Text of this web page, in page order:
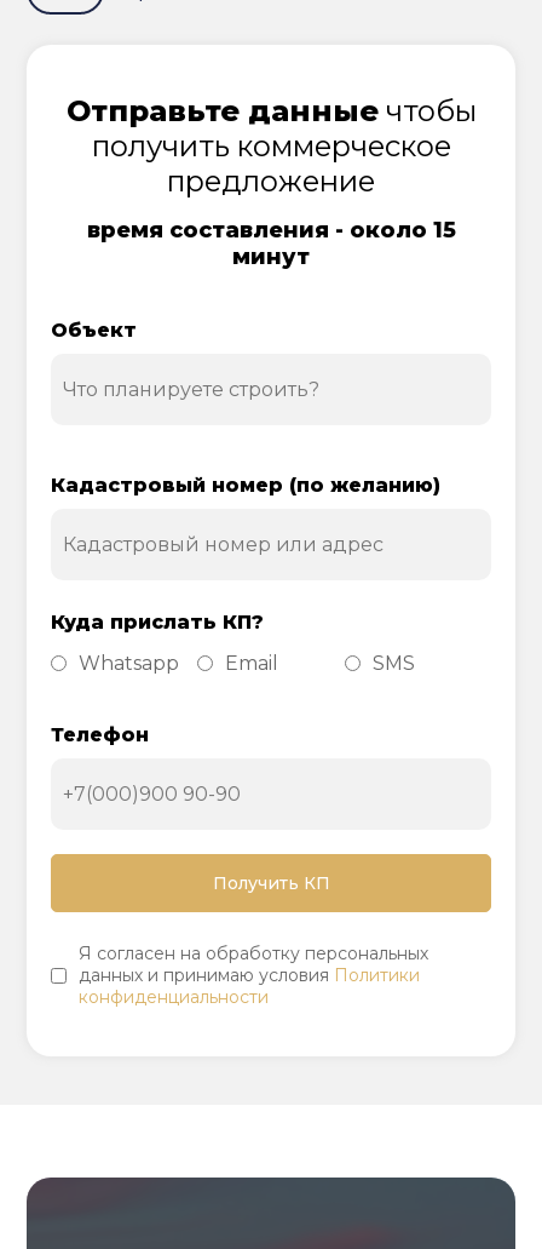
Отправьте данныечтобы
получить коммерческое
предложение
время составления - около 15
минут
Объект
Кадастровый номер (по желанию)
Куда прислать КП?
Whatsapp
Email SMS
Телефон
Я согласен на обработку персональных
данных и принимаю условия Политики
конфиденциальности